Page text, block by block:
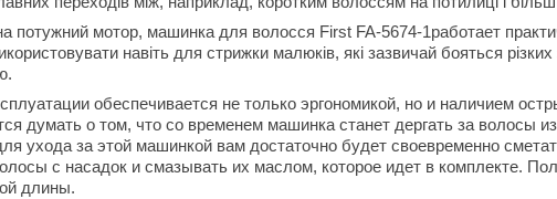
потужний мотор, машинка для волосся First FA-5674-1работает
навіть для стрижки малюків, які зазвичай бояться
обеспечивается не только эргономикой, но и наличием
думать о том, что со временем машинка станет дергать за волосы
ухода за этой машинкой вам достаточно будет своевременно
с насадок и смазывать их маслом, которое идет в комплекте.
длины.